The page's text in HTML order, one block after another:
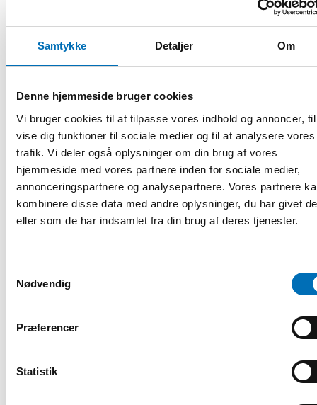
Samtykke Detaljer Om
Denne hjemmeside bruger cookies
Vi bruger cookies til at tilpasse vores indhold og annoncer,
vise dig funktioner til sociale medier og til at analysere vores
trafik. Vi deler også oplysninger om din brug af vores
hjemmeside med vores partnere inden for sociale medier,
annonceringspartnere og analysepartnere. Vores partnere
kombinere disse data med andre oplysninger, du har givet
eller som de har indsamlet fra din brug af deres tjenester.
Nødvendig
Præferencer
Statistik
This report is an abridged version of the report Nordic
integration and settlement policies for refugees: A
comparative analysis o [...]